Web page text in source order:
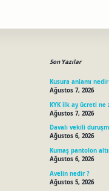
Son Yazılar
Kusura anlamı nedir
Ağustos 7, 2026
KYK ilk ay ücreti ne
Ağustos 7, 2026
Davalı vekili
Ağustos 6, 2026
Kumaş pantolon
Ağustos 6, 2026
Avelin nedir ?
Ağustos 5, 2026